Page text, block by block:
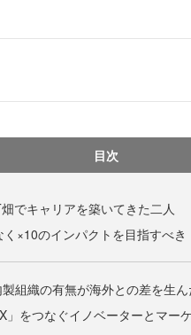
目次
でキャリアを築いてきた二人
く×10のインパクトを目指すべき
組織の有無が海外との差を生
X」をつなぐイノベーターとマー